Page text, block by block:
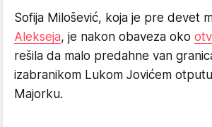
Sofija Milošević, koja je pre devet
Alekseja, je nakon obaveza oko
rešila da malo predahne van
izabranikom Lukom Jovićem
Majorku.